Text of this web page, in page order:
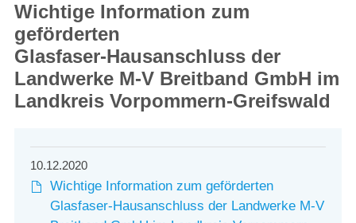
Rathaus
Natur – Kultur – Tourismus
Wirtschaft
Willkommen in Strasburg (Uckermark)
Wichtige Information zum
geförderten
Glasfaser-Hausanschluss der
Landwerke M-V Breitband GmbH im
Landkreis Vorpommern-Greifswald
10.12.2020
Wichtige Information zum geförderten
Glasfaser-Hausanschluss der Landwerke M-V